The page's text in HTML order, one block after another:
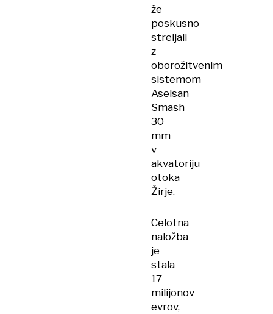
že
poskusno
streljali
z
oborožitvenim
sistemom
Aselsan
Smash
30
mm
v
akvatoriju
otoka
Žirje.
Celotna
naložba
je
stala
17
milijonov
evrov,